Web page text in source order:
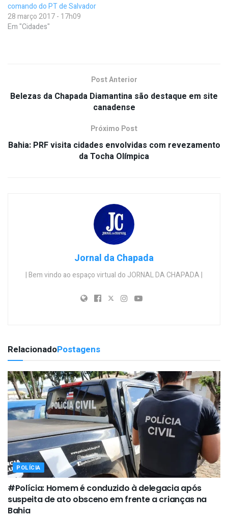
comando do PT de Salvador
28 março 2017 - 17h09
Em "Cidades"
Post Anterior
Belezas da Chapada Diamantina são destaque em site
canadense
Próximo Post
Bahia: PRF visita cidades envolvidas com revezamento
da Tocha Olímpica
Jornal da Chapada
| Bem vindo ao espaço virtual do JORNAL DA CHAPADA |
RelacionadoPostagens
POLÍCIA
#Polícia: Homem é conduzido à delegacia após
suspeita de ato obsceno em frente a crianças na
Bahia